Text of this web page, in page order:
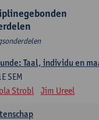
Taal, individu en
SEM
Strobl Jim Ureel